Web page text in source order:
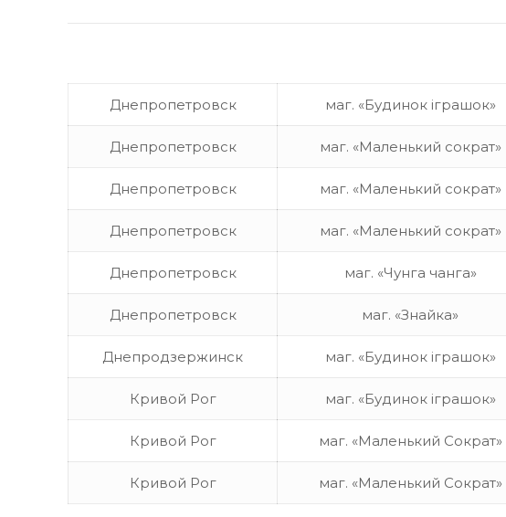
Днепропетровск маг. «Будинок іграшок»
Днепропетровск маг. «Маленький сократ»
Днепропетровск маг. «Маленький сократ»
Днепропетровск маг. «Маленький сократ»
Днепропетровск маг. «Чунга чанга»
Днепропетровск маг. «Знайка»
Днепродзержинск маг. «Будинок іграшок»
Кривой Рог маг. «Будинок іграшок»
Кривой Рог маг. «Маленький Сократ»
Кривой Рог маг. «Маленький Сократ»